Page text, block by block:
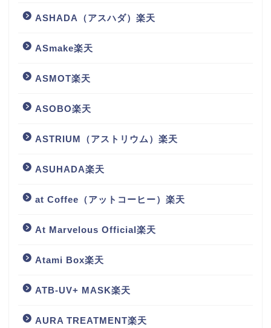
ASHADA（アスハダ）楽天
ASmake楽天
ASMOT楽天
ASOBO楽天
ASTRIUM（アストリウム）楽天
ASUHADA楽天
at Coffee（アットコーヒー）楽天
At Marvelous Official楽天
Atami Box楽天
ATB-UV+ MASK楽天
AURA TREATMENT楽天